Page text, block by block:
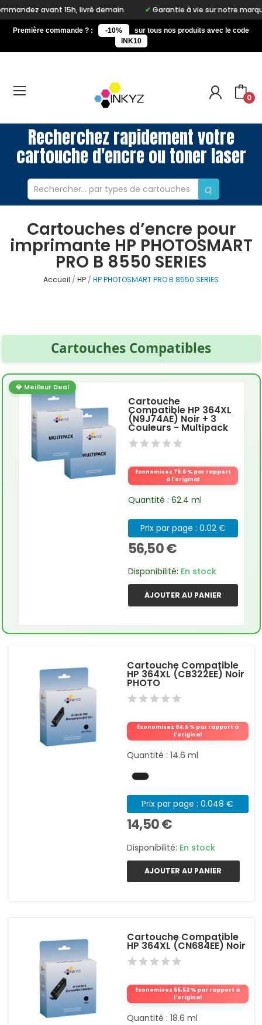
avant 15h, livré demain. Garantie à vie sur notre marque
Première commande ? : -10%
sur tous nos produits avec le code
INK10
0
Recherchez rapidement votre
cartouche d'encre ou toner laser
Cartouches d’encre pour
imprimante HP PHOTOSMART
PRO B 8550 SERIES
Accueil HP HP PHOTOSMART PRO B 8550 SERIES
Cartouches Compatibles
💎 Meilleur Deal
Cartouche
Compatible HP 364XL
(N9J74AE) Noir + 3
Couleurs - Multipack
Économisez 76.6 % par rapport
à l'original
Quantité : 62.4 ml
Prix par page : 0.02 €
56,50 €
Disponibilité: En stock
AJOUTER AU PANIER
Cartouche Compatible
HP 364XL (CB322EE) Noir
PHOTO
Économisez 84,5 % par rapport à
l'original
Quantité : 14.6 ml
Prix par page : 0.048 €
14,50 €
Disponibilité: En stock
AJOUTER AU PANIER
Cartouche Compatible
HP 364XL (CN684EE) Noir
Économisez 55,52 % par rapport à
l'original
Quantité : 18.6 ml